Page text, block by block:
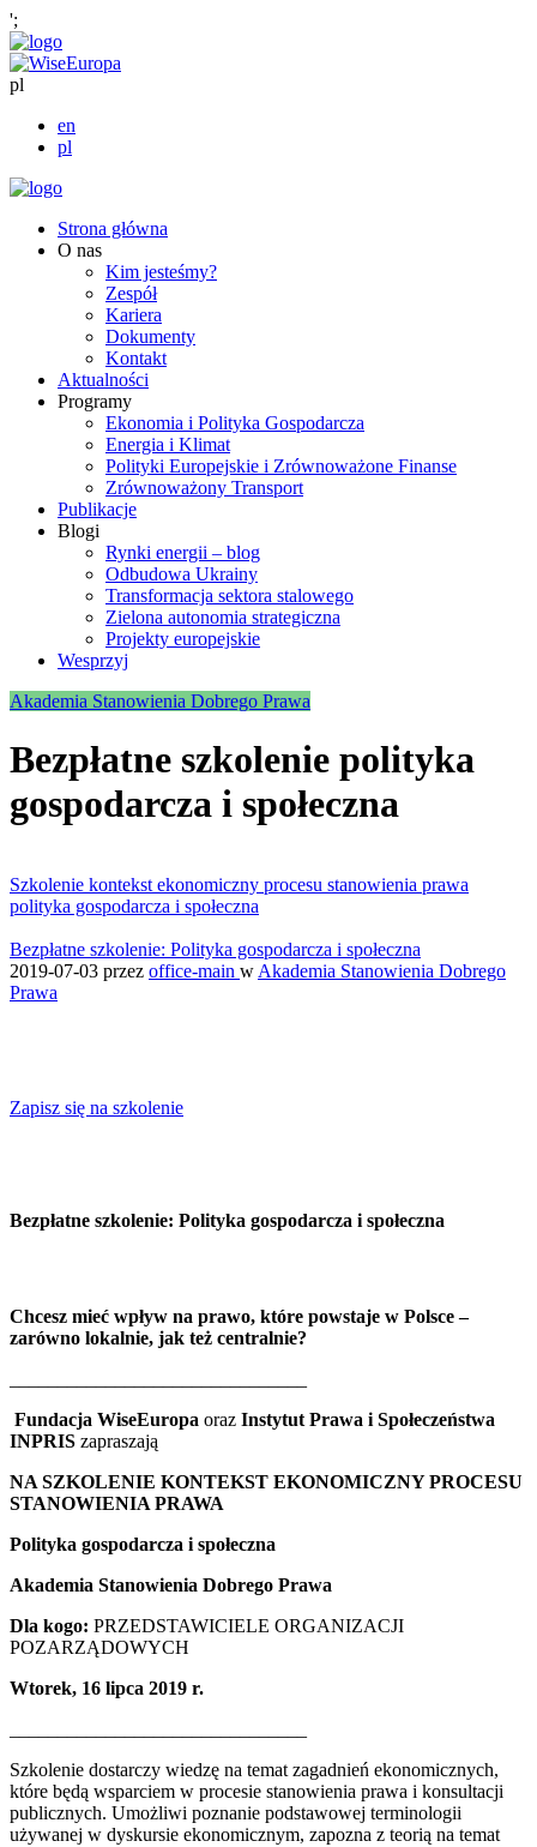
';
pl
en
pl
Strona główna
O nas
Kim jesteśmy?
Zespół
Kariera
Dokumenty
Kontakt
Aktualności
Programy
Ekonomia i Polityka Gospodarcza
Energia i Klimat
Polityki Europejskie i Zrównoważone Finanse
Zrównoważony Transport
Publikacje
Blogi
Rynki energii – blog
Odbudowa Ukrainy
Transformacja sektora stalowego
Zielona autonomia strategiczna
Projekty europejskie
Wesprzyj
Akademia Stanowienia Dobrego Prawa
Bezpłatne szkolenie polityka
gospodarcza i społeczna
Szkolenie kontekst ekonomiczny procesu stanowienia prawa
polityka gospodarcza i społeczna
Bezpłatne szkolenie: Polityka gospodarcza i społeczna
2019-07-03 przez office-main w Akademia Stanowienia Dobrego
Prawa
Zapisz się na szkolenie
Bezpłatne szkolenie: Polityka gospodarcza i społeczna
Chcesz mieć wpływ na prawo, które powstaje w Polsce–
zarówno lokalnie, jak też centralnie?
Fundacja WiseEuropa oraz Instytut Prawa i Społeczeństwa
INPRIS zapraszają
NA SZKOLENIE KONTEKST EKONOMICZNY PROCESU
STANOWIENIA PRAWA
Polityka gospodarcza i społeczna
Akademia Stanowienia Dobrego Prawa
Dla kogo: PRZEDSTAWICIELE ORGANIZACJI
POZARZĄDOWYCH
Wtorek, 16 lipca 2019 r.
Szkolenie dostarczy wiedzę na temat zagadnień ekonomicznych,
które będą wsparciem w procesie stanowienia prawa i konsultacji
publicznych. Umożliwi poznanie podstawowej terminologii
używanej w dyskursie ekonomicznym, zapozna z teorią na temat